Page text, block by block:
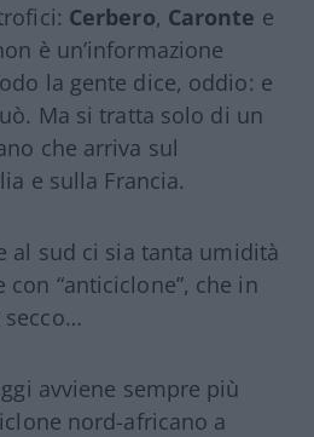
Cerbero, Caronte e
è un’informazione
la gente dice, oddio: e
Ma si tratta solo di un
che arriva sul
e sulla Francia.
al sud ci sia tanta umidità
“anticiclone”, che in
secco…
avviene sempre più
nord-africano a